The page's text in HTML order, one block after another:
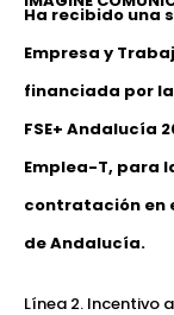
Ha recibido una
Empresa y
financiada por
FSE+ Andalucía
Emplea-T, para
contratación en
de Andalucía.
Línea 2. Incentivo